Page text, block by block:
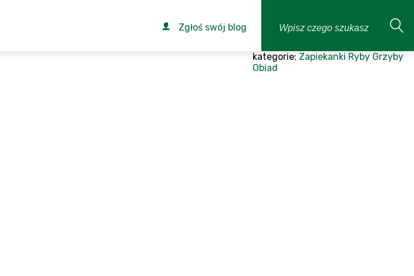
Zgłoś swój blog
kategorie: Zapiekanki Ryby Grzyby
Obiad